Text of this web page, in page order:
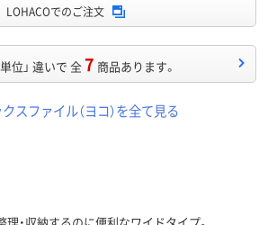
LOHACOでのご注文
単位」 違いで 全7 商品あります。
スファイル（ヨコ）を全て見る